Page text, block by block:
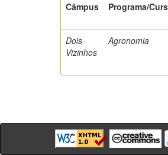
Câmpus
Programa/
Dois
Vizinhos
Agronomia